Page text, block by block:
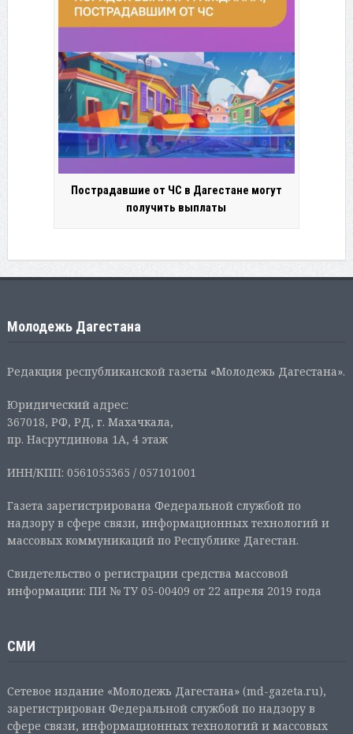
Пострадавшие от ЧС в Дагестане могут
получить выплаты
Молодежь Дагестана
Редакция республиканской газеты «Молодежь Дагестана».
Юридический адрес:
367018, РФ, РД, г. Махачкала,
пр. Насрутдинова 1А, 4 этаж
ИНН/КПП: 0561055365 / 057101001
Газета зарегистрирована Федеральной службой по
надзору в сфере связи, информационных технологий и
массовых коммуникаций по Республике Дагестан.
Свидетельство о регистрации средства массовой
информации: ПИ № ТУ 05-00409 от 22 апреля 2019 года
СМИ
Сетевое издание «Молодежь Дагестана» (md-gazeta.ru),
зарегистрирован Федеральной службой по надзору в
сфере связи, информационных технологий и массовых